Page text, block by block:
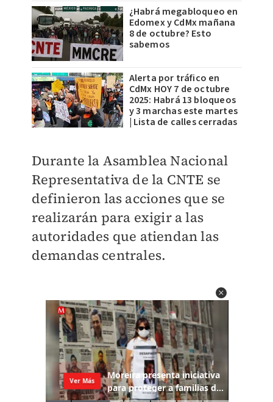
¿Habrá megabloqueo en
Edomex y CdMx mañana
8 de octubre? Esto
sabemos
Alerta por tráfico en
CdMx HOY 7 de octubre
2025: Habrá 13 bloqueos
y 3 marchas este martes
| Lista de calles cerradas
Durante la Asamblea Nacional
Representativa de la CNTE se
definieron las acciones que se
realizarán para exigir a las
autoridades que atiendan las
demandas centrales.